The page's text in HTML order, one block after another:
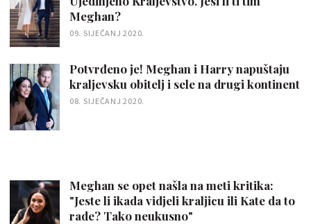
Meghan?
09. SIJEČANJ 2020.
Potvrđeno je! Meghan i Harry napuštaju
kraljevsku obitelj i sele na drugi kontinent
08. SIJEČANJ 2020.
Meghan se opet našla na meti kritika:
"Jeste li ikada vidjeli kraljicu ili Kate da to
rade? Tako neukusno"